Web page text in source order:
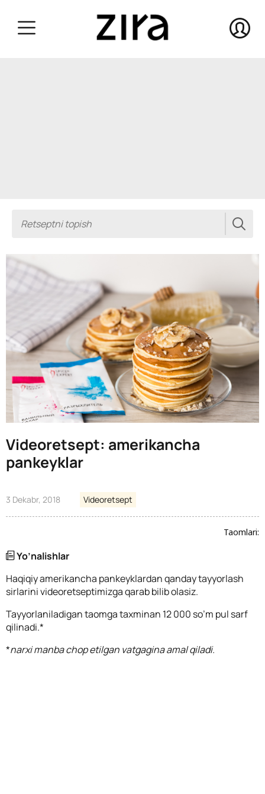
Videoretsept: amerikancha
pankeyklar
3 Dekabr, 2018 Videoretsept
Taomlari:
Yo’nalishlar
Haqiqiy amerikancha pankeyklardan qanday tayyorlash
sirlarini videoretseptimizga qarab bilib olasiz.
Tayyorlaniladigan taomga taxminan 12 000 so’m pul sarf
qilinadi.*
*narxi manba chop etilgan vatgagina amal qiladi.